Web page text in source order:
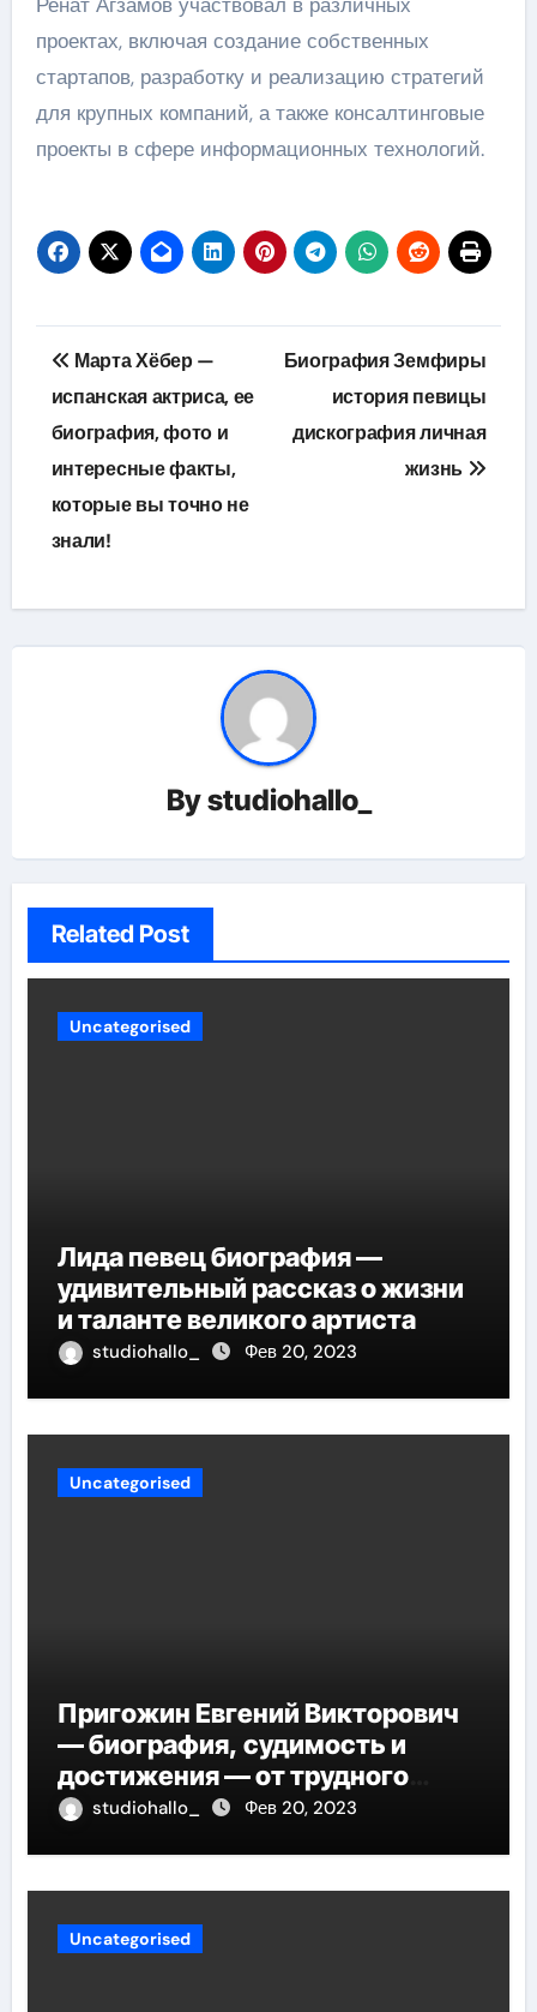
проектах, включая создание собственных
стартапов, разработку и реализацию стратегий
для крупных компаний, а также консалтинговые
проекты в сфере информационных технологий.
Навигация
по
записям
Марта Хёбер —
испанская актриса, ее
биография, фото и
интересные факты,
которые вы точно не
знали!
Биография Земфиры
история певицы
дискография личная
жизнь
Bystudiohallo_
Related Post
Uncategorised
Лида певец биография —
удивительный рассказ о жизни
и таланте великого артиста
studiohallo_ Фев 20, 2023
Uncategorised
Пригожин Евгений Викторович
— биография, судимость и
достижения — от трудного
детства до мирового успеха
studiohallo_ Фев 20, 2023
Uncategorised